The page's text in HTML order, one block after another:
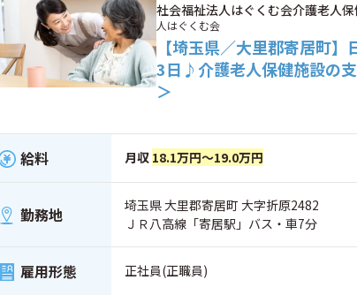
社会福祉法人はぐくむ会介護老人
人はぐくむ会
【埼玉県／大里郡寄居町
3日♪介護老人保健施設の
＞
給料 月収 18.1万円～19.0万円
勤務地
埼玉県 大里郡寄居町 大字折原2482
ＪＲ八高線「寄居駅」バス・車7分
雇用形態 正社員(正職員)